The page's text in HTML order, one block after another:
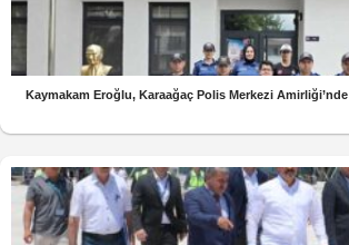
Kaymakam Eroğlu, Karaağaç Polis Merkezi Amirliği’nde